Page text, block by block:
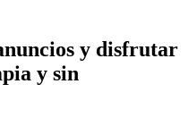
y disfrutar
y sin